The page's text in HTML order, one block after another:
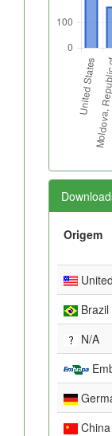
Origem
Brazil
N/A
China